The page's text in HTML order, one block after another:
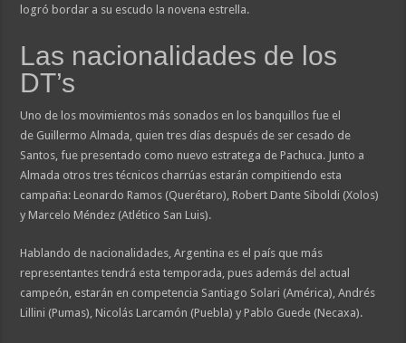
logró bordar a su escudo la novena estrella.
Las nacionalidades de los
DT’s
Uno de los movimientos más sonados en los banquillos fue el
de Guillermo Almada, quien tres días después de ser cesado de
Santos, fue presentado como nuevo estratega de Pachuca. Junto a
Almada otros tres técnicos charrúas estarán compitiendo esta
campaña: Leonardo Ramos (Querétaro), Robert Dante Siboldi (Xolos)
y Marcelo Méndez (Atlético San Luis).
Hablando de nacionalidades, Argentina es el país que más
representantes tendrá esta temporada, pues además del actual
campeón, estarán en competencia Santiago Solari (América), Andrés
Lillini (Pumas), Nicolás Larcamón (Puebla) y Pablo Guede (Necaxa).